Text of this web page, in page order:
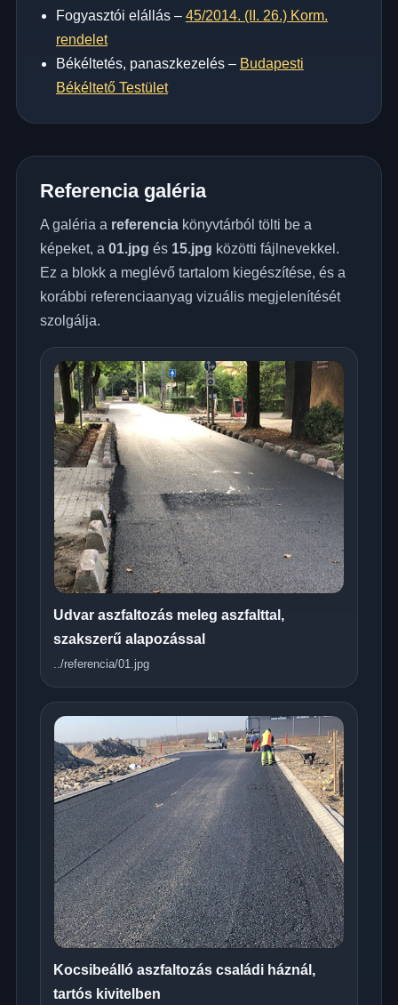
Fogyasztói elállás – 45/2014. (II. 26.) Korm.
rendelet
Békéltetés, panaszkezelés – Budapesti
Békéltető Testület
Referencia galéria
A galéria a referenciakönyvtárból tölti be a
képeket, a 01.jpg és 15.jpg közötti fájlnevekkel.
Ez a blokk a meglévő tartalom kiegészítése, és a
korábbi referenciaanyag vizuális megjelenítését
szolgálja.
Udvar aszfaltozás meleg aszfalttal,
szakszerű alapozással
../referencia/01.jpg
Kocsibeálló aszfaltozás családi háznál,
tartós kivitelben